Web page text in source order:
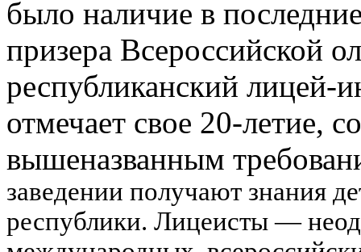
было наличие в
призера Всероссийской
республиканский лицей-
отмечает свое 20-летие,
вышеназванным
заведении получают знания
республики. Лицеисты —